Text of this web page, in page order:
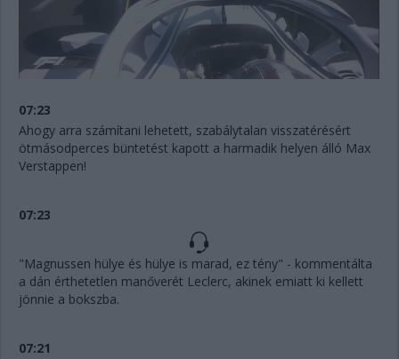
07:23
Ahogy arra számítani lehetett, szabálytalan visszatérésért
ötmásodperces büntetést kapott a harmadik helyen álló Max
Verstappen!
07:23
"Magnussen hülye és hülye is marad, ez tény" - kommentálta
a dán érthetetlen manőverét Leclerc, akinek emiatt ki kellett
jönnie a bokszba.
07:21